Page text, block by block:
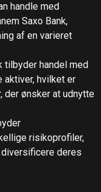
handle med
Saxo Bank,
af en varieret
tilbyder handel med
hvilket er
der ønsker at udnytte
risikoprofiler,
deres